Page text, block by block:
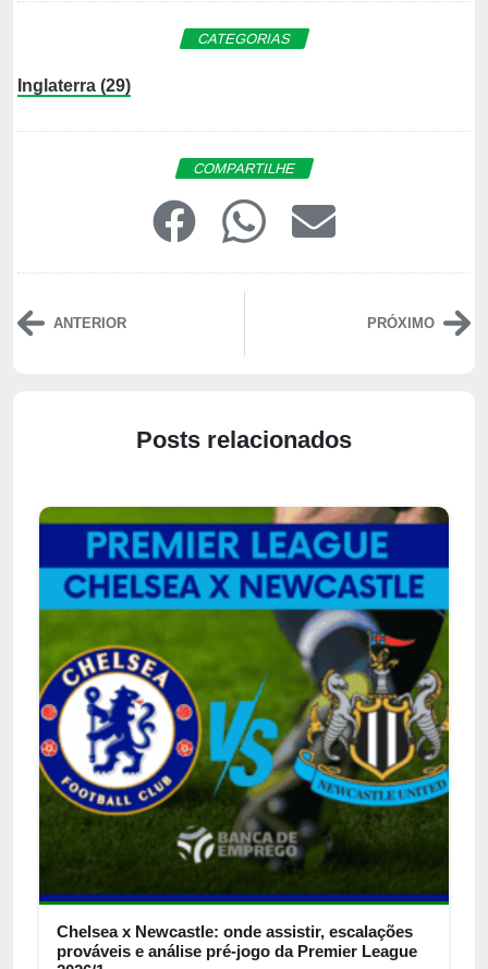
CATEGORIAS
Inglaterra (29)
COMPARTILHE
ANTERIOR PRÓXIMO
Posts relacionados
Chelsea x Newcastle: onde assistir, escalações
prováveis e análise pré-jogo da Premier League